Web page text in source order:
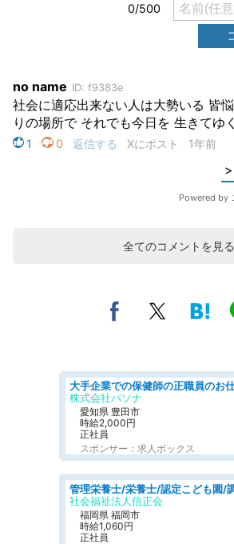
全てのコメントを見る
株式会社パソナ
愛知県 豊田市
時給2,000円
正社員
スポンサー：求人ボックス
社会福祉法人信正会
福岡県 福岡市
時給1,060円
正社員